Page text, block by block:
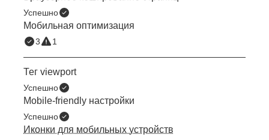
Успешно
Мобильная оптимизация
3 1
Тег viewport
Успешно
Mobile-friendly настройки
Успешно
Иконки для мобильных устройств